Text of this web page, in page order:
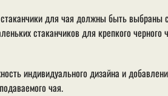
для чая должны быть выбраны
стаканчиков для крепкого
индивидуального дизайна и
чая.